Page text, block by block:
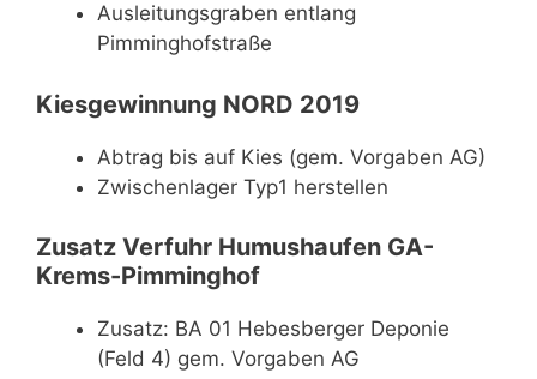
Ausleitungsgraben entlang
Pimminghofstraße
Kiesgewinnung NORD 2019
Abtrag bis auf Kies (gem. Vorgaben AG)
Zwischenlager Typ1 herstellen
Zusatz Verfuhr Humushaufen GA-
Krems-Pimminghof
Zusatz: BA 01 Hebesberger Deponie
(Feld 4) gem. Vorgaben AG